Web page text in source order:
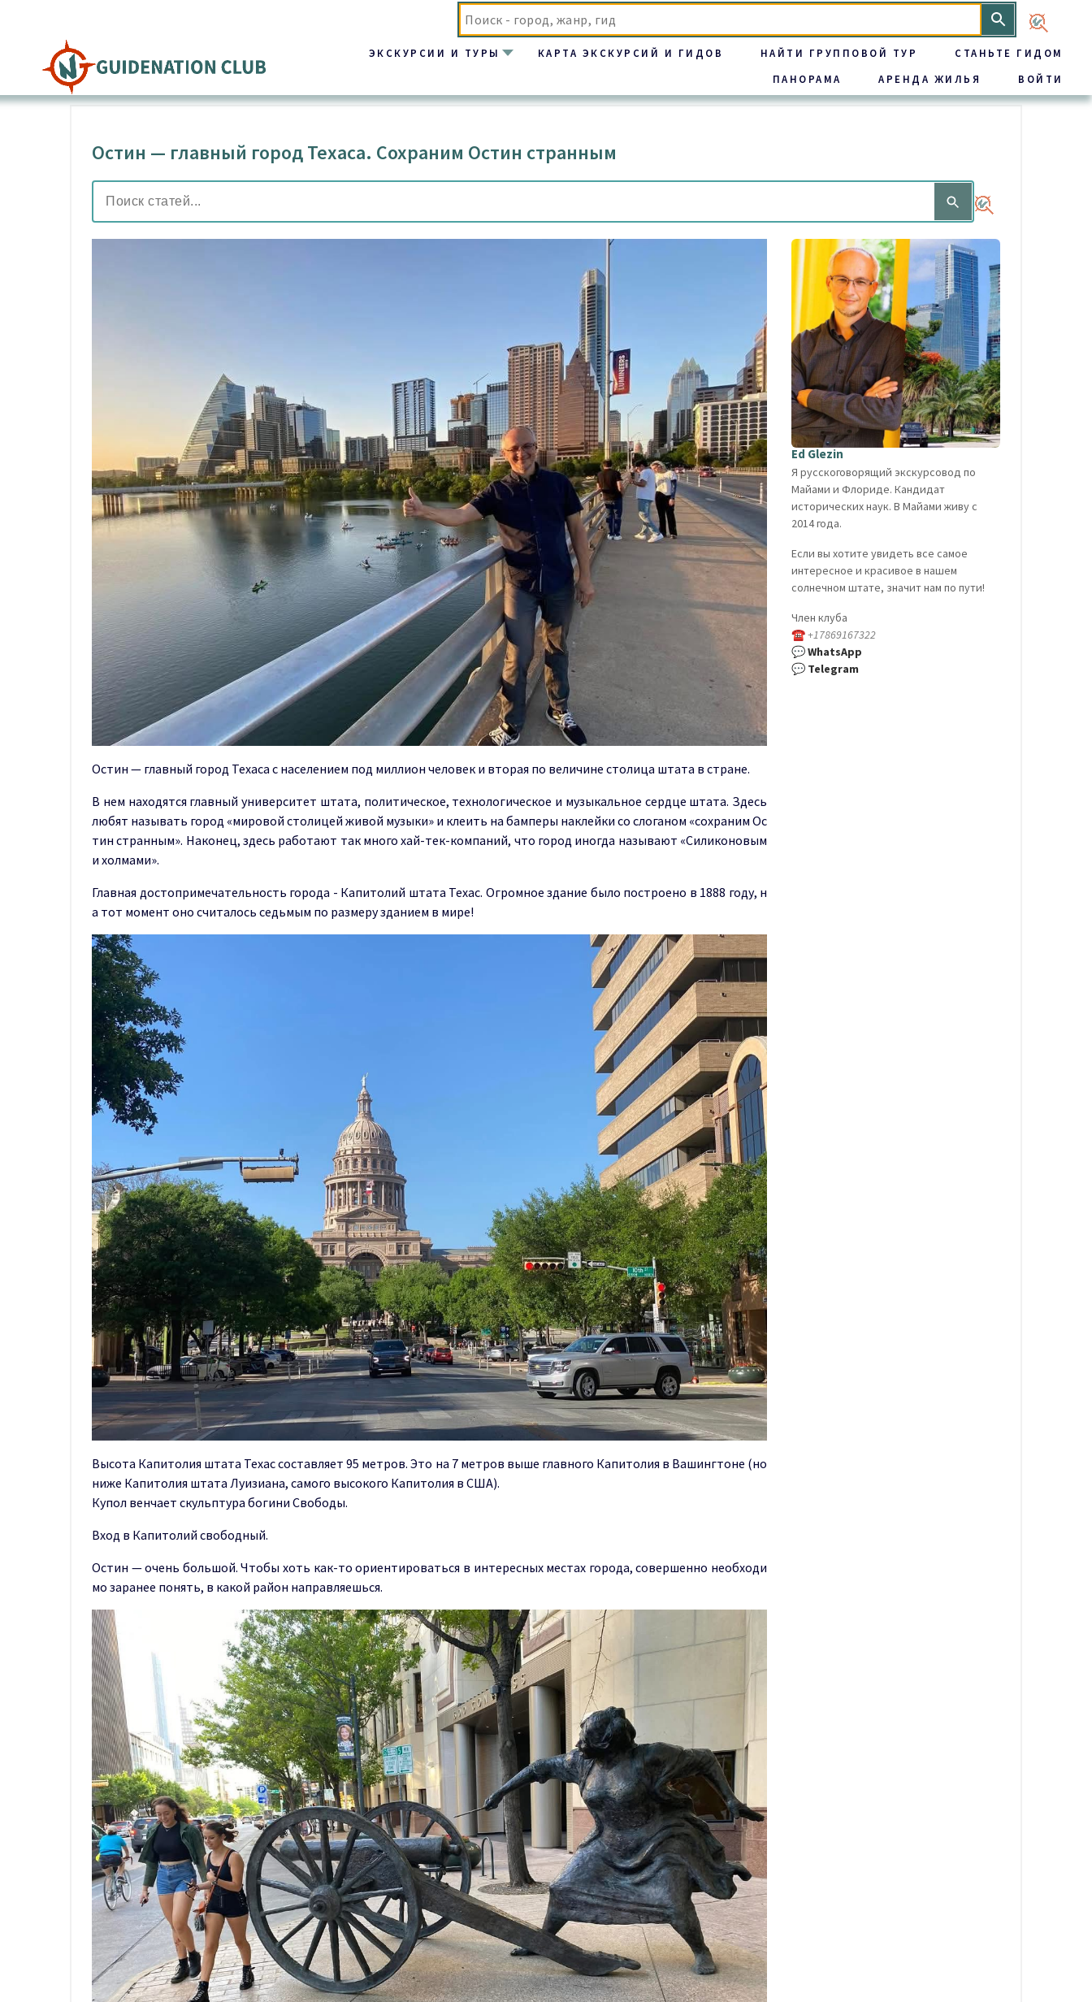
содержимому
ЭКСКУРСИИ И ТУРЫ КАРТА ЭКСКУРСИЙ И ГИДОВ НАЙТИ ГРУППОВОЙ ТУР
СТАНЬТЕ ГИДОМ
ПАНОРАМА
АРЕНДА ЖИЛЬЯ ВОЙТИ
Остин — главный город Техаса. Сохраним Остин странным
Остин — главный город Техаса с населением под миллион человек и вторая по величине столица штата в стране.
В нем находятся главный университет штата, политическое, технологическое и музыкальное сердце штата. Здесь
любят называть город «мировой столицей живой музыки» и клеить на бамперы наклейки со слоганом «сохраним Ос
тин странным». Наконец, здесь работают так много хай-тек-компаний, что город иногда называют «Силиконовым
и холмами».
Главная достопримечательность города - Капитолий штата Техас. Огромное здание было построено в 1888 году, н
а тот момент оно считалось седьмым по размеру зданием в мире!
Высота Капитолия штата Техас составляет 95 метров. Это на 7 метров выше главного Капитолия в Вашингтоне (но
ниже Капитолия штата Луизиана, самого высокого Капитолия в США).
Купол венчает скульптура богини Свободы.
Вход в Капитолий свободный.
Остин — очень большой. Чтобы хоть как-то ориентироваться в интересных местах города, совершенно необходи
мо заранее понять, в какой район направляешься.
Ed Glezin
Я русскоговорящий экскурсовод по
Майами и Флориде. Кандидат
исторических наук. В Майами живу с
2014 года.
Если вы хотите увидеть все самое
интересное и красивое в нашем
солнечном штате, значит нам по пути!
Член клуба
☎+17869167322
💬WhatsApp
💬 Telegram